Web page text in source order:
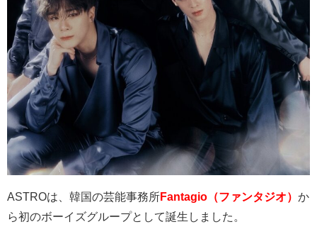
ASTROは、韓国の芸能事務所Fantagio（ファンタジオ） か
ら初のボーイズグループとして誕生しました。